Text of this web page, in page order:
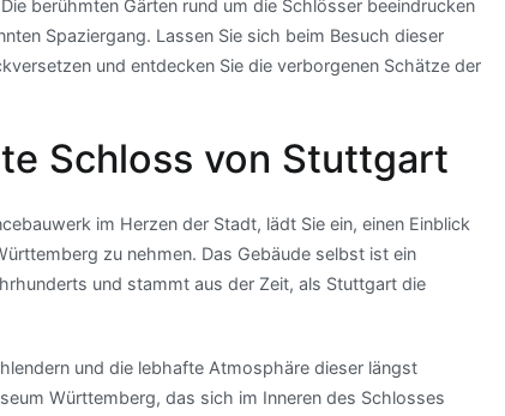
berühmten Gärten rund um die Schlösser beeindrucken
Spaziergang. Lassen Sie sich beim Besuch dieser
und entdecken Sie die verborgenen Schätze der
Schloss von Stuttgart
im Herzen der Stadt, lädt Sie ein, einen Einblick
zu nehmen. Das Gebäude selbst ist ein
und stammt aus der Zeit, als Stuttgart die
und die lebhafte Atmosphäre dieser längst
Württemberg, das sich im Inneren des Schlosses